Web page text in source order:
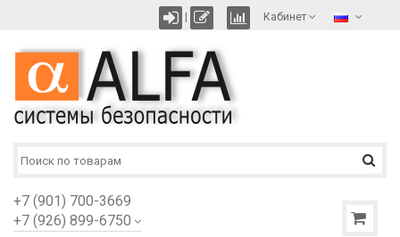
Кабинет
+7 (901) 700-3669
+7 (926) 899-6750